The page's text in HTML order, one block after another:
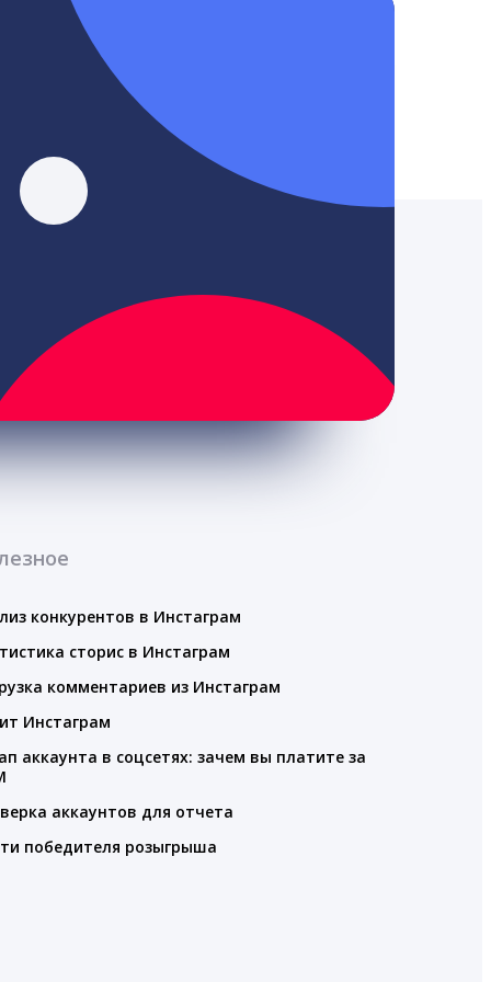
конкурентов в Инстаграм
сторис в Инстаграм
комментариев из Инстаграм
Инстаграм
аккаунта в соцсетях: зачем вы платите за
аккаунтов для отчета
победителя розыгрыша